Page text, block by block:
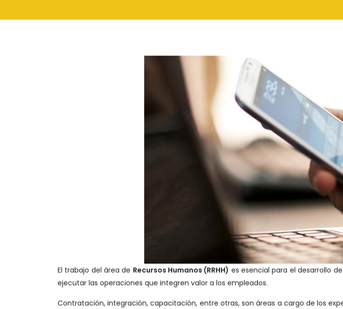
El trabajo del área de Recursos Humanos (RRHH) es esencial para el desarrollo
ejecutar las operaciones que integren valor a los empleados.
Contratación, integración, capacitación, entre otras, son áreas a cargo de los